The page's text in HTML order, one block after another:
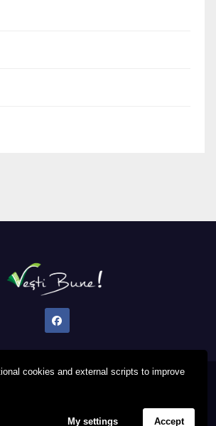
cookies and external scripts to improve
My settings Accept
WordPress
Privacy PolicyFAQ